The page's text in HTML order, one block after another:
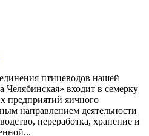
птицеводов нашей
входит в семерку
предприятий яичного
направлением деятельности
переработка, хранение и